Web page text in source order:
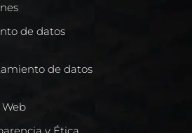
de datos
de datos